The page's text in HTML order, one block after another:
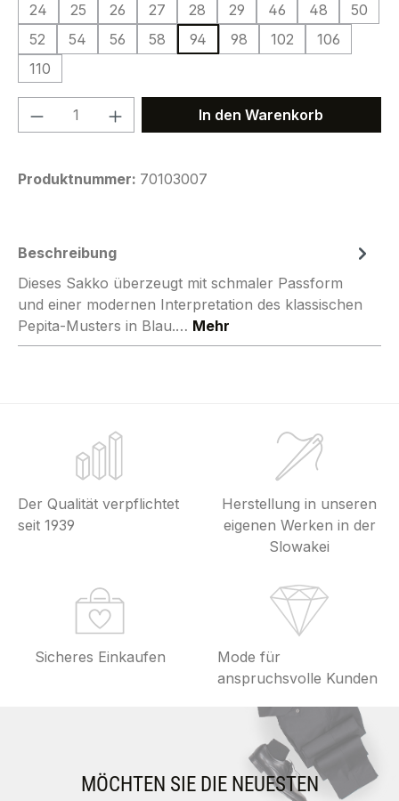
24
25 26 27 28 29 46 48
50
52
54 56 58 94 98 102
106
110
Produkt Anzahl: Gib denIn den Warenkorb
Produktnummer: 70103007
Beschreibung
Dieses Sakko überzeugt mit schmaler Passform
und einer modernen Interpretation des klassischen
Pepita-Musters in Blau.… Mehr
Der Qualität verpflichtet
seit 1939
Herstellung in unseren
eigenen Werken in der
Slowakei
Sicheres Einkaufen
Mode für
anspruchsvolle Kunden
MÖCHTEN SIE DIE NEUESTEN